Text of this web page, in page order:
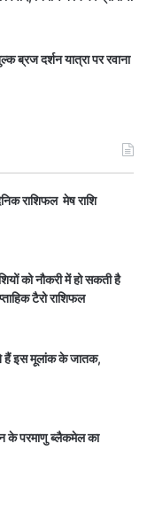
ब्रज दर्शन यात्रा पर रवाना
राशिफल मेष राशि
को नौकरी में हो सकती है
टैरो राशिफल
इस मूलांक के जातक,
के परमाणु ब्लैकमेल का